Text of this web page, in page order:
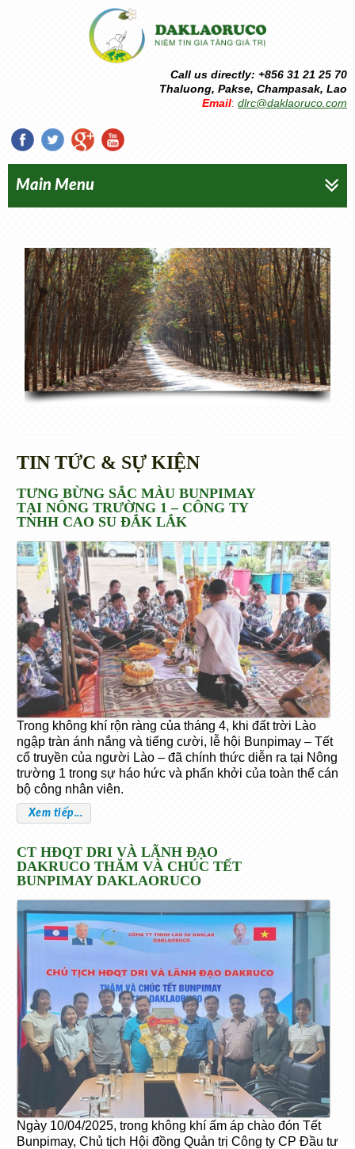
Call us directly: +856 31 21 25 70
Thaluong, Pakse, Champasak, Lao
Email: dlrc@daklaoruco.com
Main Menu
TIN TỨC & SỰ KIỆN
TƯNG BỪNG SẮC MÀU BUNPIMAY
TẠI NÔNG TRƯỜNG 1 – CÔNG TY
TNHH CAO SU ĐẮK LẮK
Trong không khí rộn ràng của tháng 4, khi đất trời Lào
ngập tràn ánh nắng và tiếng cười, lễ hội Bunpimay – Tết
cổ truyền của người Lào – đã chính thức diễn ra tại Nông
trường 1 trong sự háo hức và phấn khởi của toàn thể cán
bộ công nhân viên.
Xem tiếp...
CT HĐQT DRI VÀ LÃNH ĐẠO
DAKRUCO THĂM VÀ CHÚC TẾT
BUNPIMAY DAKLAORUCO
Ngày 10/04/2025, trong không khí ấm áp chào đón Tết
Bunpimay, Chủ tịch Hội đồng Quản trị Công ty CP Đầu tư